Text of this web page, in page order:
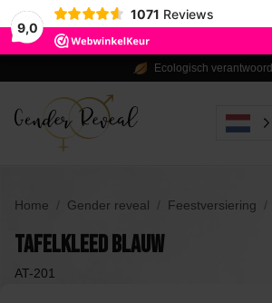
9,0
1071 Reviews
Ecologisch verantwoord
Home Gender reveal Feestversiering
Tafelkleed Blauw
AT-201